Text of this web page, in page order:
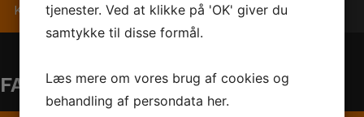
FAQ – Autoværksted Roskilde
tjenester. Ved at klikke på 'OK' giver du
samtykke til disse formål.
Læs mere om vores brug af cookies og
behandling af persondata her.